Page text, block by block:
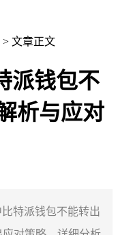
> 文章正文
派钱包不
析与应对
特派钱包不能转出